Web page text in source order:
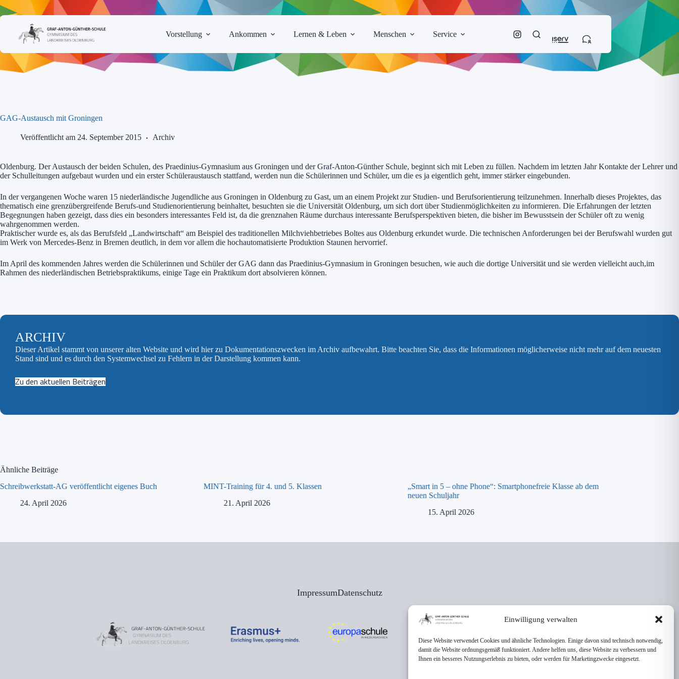
Einwilligung verwalten
Diese Website verwendet Cookies und ähnliche Technologien. Einige davon sind technisch notwendig,
damit die Website ordnungsgemäß funktioniert. Andere helfen uns, diese Website zu verbessern und
Ihnen ein besseres Nutzungserlebnis zu bieten, oder werden für Marketingzwecke eingesetzt.
Zum
Inhalt
Vorstellung
Ankommen Lernen & Leben Menschen Service
GAG-Austausch mit Groningen
Veröffentlicht am 24. September 2015 Archiv
Oldenburg. Der Austausch der beiden Schulen, des Praedinius-Gymnasium aus Groningen und der Graf-Anton-Günther Schule, beginnt sich mit Leben zu füllen. Nachdem im letzten Jahr Kontakte der Lehrer und
der Schulleitungen aufgebaut wurden und ein erster Schüleraustausch stattfand, werden nun die Schülerinnen und Schüler, um die es ja eigentlich geht, immer stärker eingebunden.
In der vergangenen Woche waren 15 niederländische Jugendliche aus Groningen in Oldenburg zu Gast, um an einem Projekt zur Studien- und Berufsorientierung teilzunehmen. Innerhalb dieses Projektes, das
thematisch eine grenzübergreifende Berufs-und Studienorientierung beinhaltet, besuchten sie die Universität Oldenburg, um sich dort über Studienmöglichkeiten zu informieren. Die Erfahrungen der letzten
Begegnungen haben gezeigt, dass dies ein besonders interessantes Feld ist, da die grenznahen Räume durchaus interessante Berufsperspektiven bieten, die bisher im Bewusstsein der Schüler oft zu wenig
wahrgenommen werden.
Praktischer wurde es, als das Berufsfeld „Landwirtschaft“ am Beispiel des traditionellen Milchviehbetriebes Boltes aus Oldenburg erkundet wurde. Die technischen Anforderungen bei der Berufswahl wurden gut
im Werk von Mercedes-Benz in Bremen deutlich, in dem vor allem die hochautomatisierte Produktion Staunen hervorrief.
Im April des kommenden Jahres werden die Schülerinnen und Schüler der GAG dann das Praedinius-Gymnasium in Groningen besuchen, wie auch die dortige Universität und sie werden vielleicht auch,im
Rahmen des niederländischen Betriebspraktikums, einige Tage ein Praktikum dort absolvieren können.
ARCHIV
Dieser Artikel stammt von unserer alten Website und wird hier zu Dokumentationszwecken im Archiv aufbewahrt. Bitte beachten Sie, dass die Informationen möglicherweise nicht mehr auf dem neuesten
Stand sind und es durch den Systemwechsel zu Fehlern in der Darstellung kommen kann.
Zu den aktuellen Beiträgen
Ähnliche Beiträge
Schreibwerkstatt-AG veröffentlicht eigenes Buch
24. April 2026
MINT-Training für 4. und 5. Klassen
21. April 2026
„Smart in 5 – ohne Phone“: Smartphonefreie Klasse ab dem
neuen Schuljahr
15. April 2026
ImpressumDatenschutz